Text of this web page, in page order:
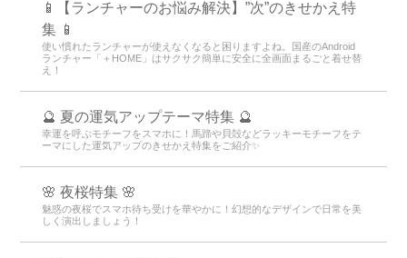
📱【ランチャーのお悩み解決】”次”のきせかえ特
集 📱
使い慣れたランチャーが使えなくなると困りますよね。国産のAndroid
ランチャー「＋HOME」はサクサク簡単に安全に全画面まるごと着せ替
え！
🔮 夏の運気アップテーマ特集 🔮
幸運を呼ぶモチーフをスマホに！馬蹄や貝殻などラッキーモチーフをテ
ーマにした運気アップのきせかえ特集をご紹介✨
🌸 夜桜特集 🌸
魅惑の夜桜でスマホ待ち受けを華やかに！幻想的なデザインで日常を美
しく演出しましょう！